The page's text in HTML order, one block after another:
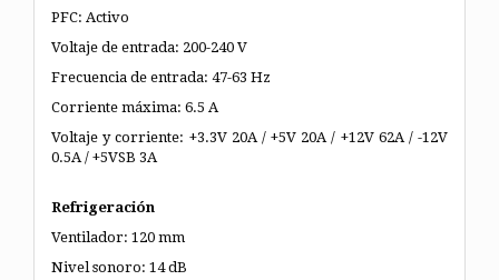
PFC: Activo
Voltaje de entrada: 200-240 V
Frecuencia de entrada: 47-63 Hz
Corriente máxima: 6.5 A
Voltaje y corriente: +3.3V 20A / +5V 20A / +12V 62A / -12V
0.5A / +5VSB 3A
Refrigeración
Ventilador: 120 mm
Nivel sonoro: 14 dB